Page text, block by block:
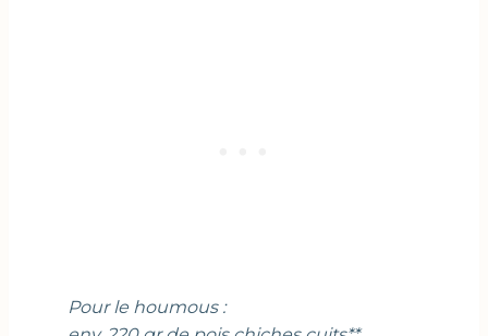
Pour le houmous :